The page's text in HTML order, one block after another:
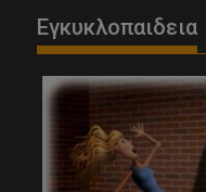
Εγκυκλοπαιδεια